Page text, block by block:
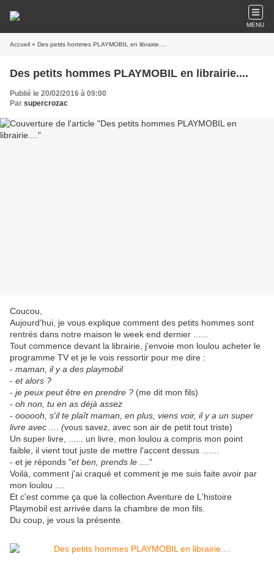
MENU
Accueil » Des petits hommes PLAYMOBIL en librairie....
Des petits hommes PLAYMOBIL en librairie....
Publié le 20/02/2016 à 09:00
Par supercrozac
Coucou,
Aujourd'hui, je vous explique comment des petits hommes sont
rentrés dans notre maison le week end dernier ......
Tout commence devant la librairie, j'envoie mon loulou acheter le
programme TV et je le vois ressortir pour me dire :
- maman, il y a des playmobil
- et alors ?
- je peux peut être en prendre ? (me dit mon fils)
- oh non, tu en as déjà assez
- oooooh, s'il te plaît maman, en plus, viens voir, il y a un super
livre avec .... (vous savez, avec son air de petit tout triste)
Un super livre, ...... un livre, mon loulou a compris mon point
faible, il vient tout juste de mettre l'accent dessus .......
- et je réponds "et ben, prends le ...
."
Voilà, comment j'ai craqué et comment je me suis faite avoir par
mon loulou ....
Et c'est comme ça que la collection Aventure de L'histoire
Playmobil est arrivée dans la chambre de mon fils.
Du coup, je vous la présente.